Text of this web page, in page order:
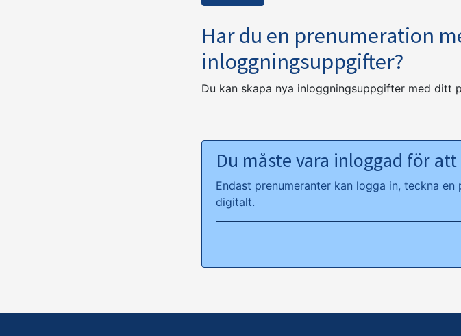
Har du en prenumeration
inloggningsuppgifter?
Du kan skapa nya inloggningsuppgifter med ditt
Du måste vara inloggad för
Endast prenumeranter kan logga in, teckna
digitalt.